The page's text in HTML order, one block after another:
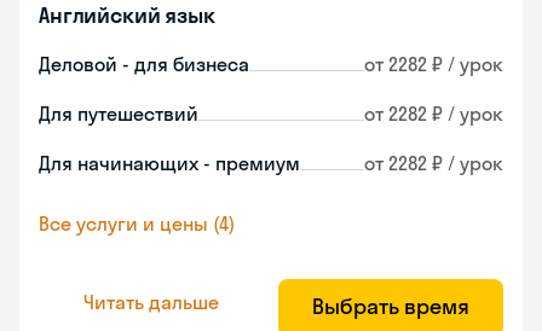
Английский язык
Деловой - для бизнеса от 2282 ₽ / урок
Для путешествий от 2282 ₽ / урок
Для начинающих - премиум от 2282 ₽ / урок
Все услуги и цены (4)
Читать дальше Выбрать время